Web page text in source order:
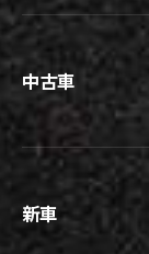
中古車
新車